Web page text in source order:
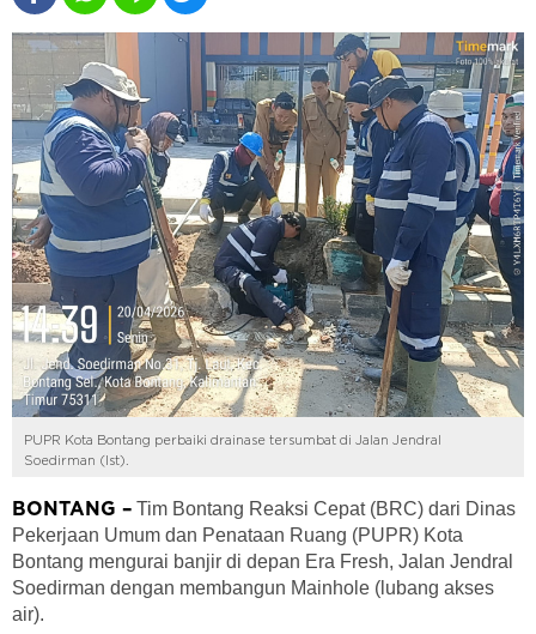
PUPR Kota Bontang perbaiki drainase tersumbat di Jalan Jendral
Soedirman (Ist).
BONTANG – Tim Bontang Reaksi Cepat (BRC) dari Dinas
Pekerjaan Umum dan Penataan Ruang (PUPR) Kota
Bontang mengurai banjir di depan Era Fresh, Jalan Jendral
Soedirman dengan membangun Mainhole (lubang akses
air).